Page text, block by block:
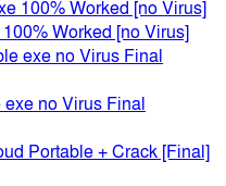
Worked [no Virus]
no Virus Final